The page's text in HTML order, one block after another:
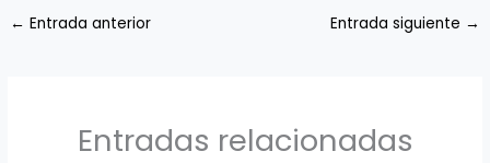
← Entrada anterior Entrada siguiente →
Entradas relacionadas